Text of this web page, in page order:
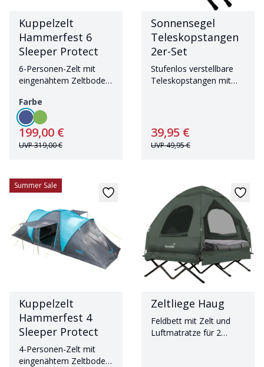
Kuppelzelt
Hammerfest 6
Sleeper Protect
6-Personen-Zelt mit
eingenähtem Zeltboden
Schlafkabinen
Farbe
199,00 €
UVP319,00 €
Sonnensegel
Teleskopstangen
2er-Set
Stufenlos verstellbare
Teleskopstangen mit
39,95 €
UVP49,95 €
Summer Sale
Kuppelzelt
Hammerfest 4
Sleeper Protect
4-Personen-Zelt mit
eingenähtem Zeltboden
Zeltliege Haug
Feldbett mit Zelt und
Luftmatratze für 2